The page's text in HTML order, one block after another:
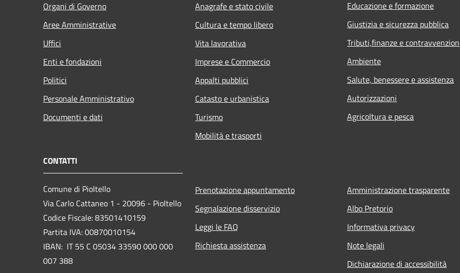
Organi di Governo
Aree Amministrative
Uffici
Enti e fondazioni
Politici
Personale Amministrativo
Documenti e dati
Anagrafe e stato civile
Cultura e tempo libero
Vita lavorativa
Imprese e Commercio
Appalti pubblici
Catasto e urbanistica
Turismo
Mobilità e trasporti
Educazione e formazione
Giustizia e sicurezza pubblica
Tributi,finanze e
Ambiente
Salute, benessere e assistenza
Autorizzazioni
Agricoltura e pesca
CONTATTI
Comune di Pioltello
Via Carlo Cattaneo 1 - 20096 - Pioltello
Codice Fiscale: 83501410159
Partita IVA: 00870010154
IBAN: IT 55 C 05034 33590 000 000
007 388
Prenotazione appuntamento
Segnalazione disservizio
Leggi le FAQ
Richiesta assistenza
Amministrazione trasparente
Albo Pretorio
Informativa privacy
Note legali
Dichiarazione di accessibilità